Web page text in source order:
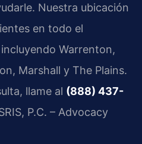
Nuestra ubicación
en todo el
Warrenton,
Marshall y The Plains.
llame al (888) 437-
P.C. – Advocacy